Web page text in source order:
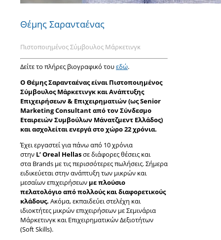
Θέμης Σαρανταένας
Πιστοποιημένος Σύμβουλος Μάρκετινγκ
Δείτε το πλήρες βιογραφικό τουεδώ.
Ο Θέμης Σαρανταένας είναι Πιστοποιημένος
Σύμβουλος Μάρκετινγκ και Ανάπτυξης
Επιχειρήσεων & Επιχειρηματιών (ως Senior
Marketing Consultant από τον Σύνδεσμο
Εταιρειών Συμβούλων Μάνατζμεντ Ελλάδος)
και ασχολείται ενεργά στο χώρο 22 χρόνια.
Έχει εργαστεί για πάνω από 10 χρόνια
στην L’ Oreal Hellasσε διάφορες θέσεις και
στα Brands με τις περισσότερες πωλήσεις. Σήμερα
ειδικεύεται στην ανάπτυξη των μικρών και
μεσαίων επιχειρήσεων με πλούσιο
πελατολόγιο από πολλούς και διαφορετικούς
κλάδους. Ακόμα, εκπαιδεύει στελέχη και
ιδιοκτήτες μικρών επιχειρήσεων με Σεμινάρια
Μάρκετινγκ και Επιχειρηματικών Δεξιοτήτων
(Soft Skills).